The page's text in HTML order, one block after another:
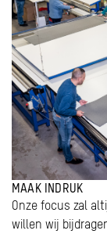
MAAK INDRUK
Onze focus zal
willen wij